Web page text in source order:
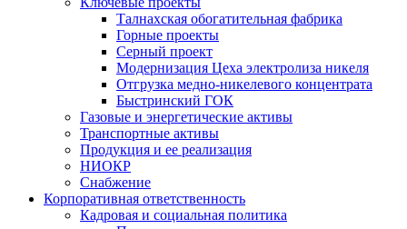
Талнахская обогатительная фабрика
Горные проекты
Серный проект
Модернизация Цеха электролиза никеля
Отгрузка медно-никелевого концентрата
Быстринский ГОК
Газовые и энергетические активы
Транспортные активы
Продукция и ее реализация
НИОКР
Снабжение
Корпоративная ответственность
Кадровая и социальная политика